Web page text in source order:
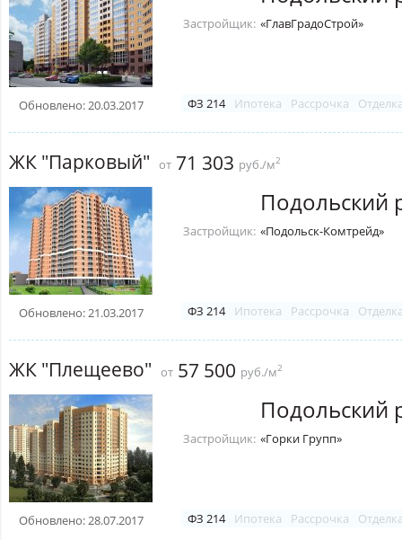
Обновлено: 20.03.2017
Застройщик: «ГлавГрадоСтрой»
ФЗ 214 Ипотека Рассрочка
ЖК "Парковый" от 71 303 руб./м2
Обновлено: 21.03.2017
Подольский
Застройщик: «Подольск-Комтрейд»
ФЗ 214 Ипотека Рассрочка
ЖК "Плещеево" от 57 500 руб./м2
Обновлено: 28.07.2017
Подольский
Застройщик: «Горки Групп»
ФЗ 214 Ипотека Рассрочка